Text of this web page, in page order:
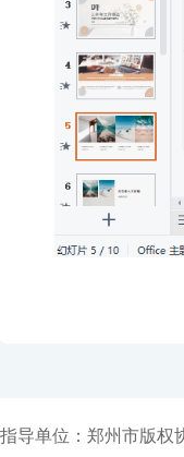
指导单位：郑州市版